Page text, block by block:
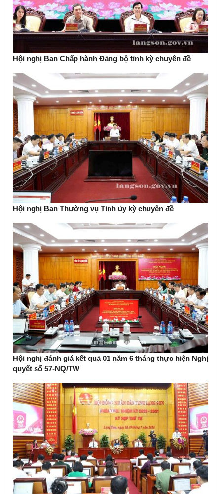
Hội nghị Ban Chấp hành Đảng bộ tỉnh kỳ chuyên đề
Hội nghị Ban Thường vụ Tỉnh ủy kỳ chuyên đề
Hội nghị đánh giá kết quả 01 năm 6 tháng thực hiện Nghị
quyết số 57-NQ/TW